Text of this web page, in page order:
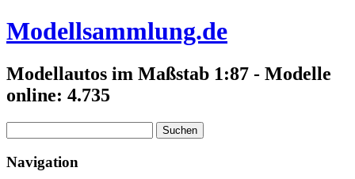
Modellsammlung.de
Modellautos im Maßstab 1:87 - Modelle
online: 4.735
nach:
Navigation